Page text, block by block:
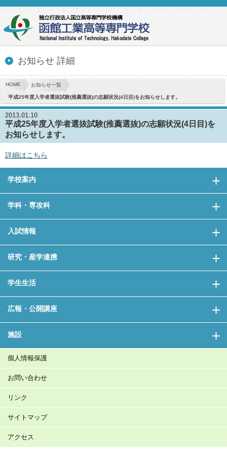
お知らせ 詳細
HOME お知らせ一覧
平成25年度入学者選抜試験(推薦選抜)の志願状況(4日目)をお知らせします。
2013.01.10
平成25年度入学者選抜試験(推薦選抜)の志願状況(4日目)を
お知らせします。
詳細はこちら
学校案内
学科・専攻科
入試情報
研究・産学連携
学生生活
広報・公開講座
施設
個人情報保護
お問い合わせ
リンク
サイトマップ
アクセス